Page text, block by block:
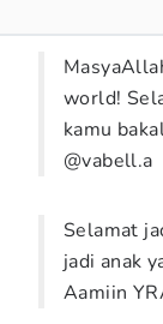
world!
kamu
@vabell.a
Selamat
jadi anak
Aamiin